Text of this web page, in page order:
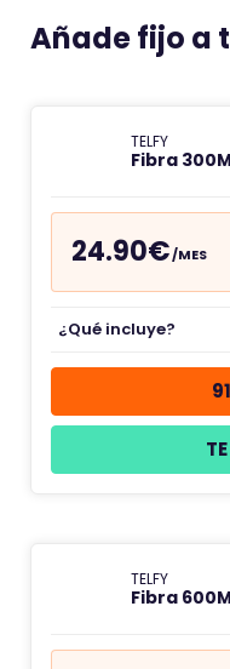
Añade fijo a
TELFY
Fibra
24.90€/MES
¿Qué incluye?
TELFY
Fibra